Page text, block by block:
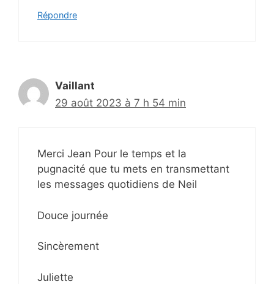
Répondre
Vaillant
29 août 2023 à 7 h 54 min
Merci Jean Pour le temps et la
pugnacité que tu mets en transmettant
les messages quotidiens de Neil
Douce journée
Sincèrement
Juliette